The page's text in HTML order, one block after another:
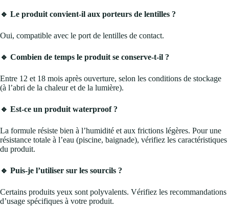
🔹 Le produit convient-il aux porteurs de lentilles ?
Oui, compatible avec le port de lentilles de contact.
🔹 Combien de temps le produit se conserve-t-il ?
Entre 12 et 18 mois après ouverture, selon les conditions de stockage
(à l’abri de la chaleur et de la lumière).
🔹 Est-ce un produit waterproof ?
La formule résiste bien à l’humidité et aux frictions légères. Pour une
résistance totale à l’eau (piscine, baignade), vérifiez les caractéristiques
du produit.
🔹 Puis-je l’utiliser sur les sourcils ?
Certains produits yeux sont polyvalents. Vérifiez les recommandations
d’usage spécifiques à votre produit.